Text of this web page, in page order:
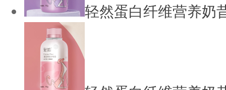
轻然蛋白纤维营养奶